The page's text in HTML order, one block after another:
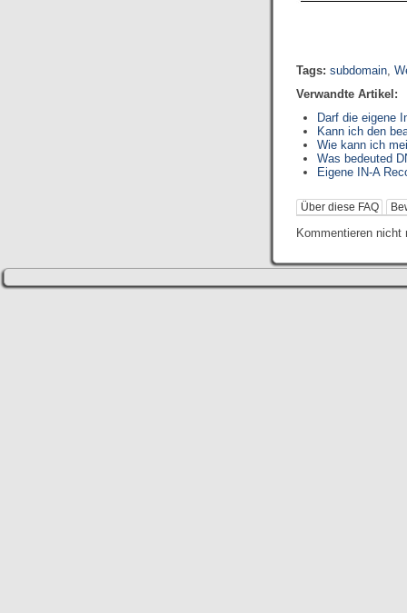
Tags: subdomain,
Verwandte Artikel:
Darf die eigene
Kann ich den
Wie kann ich
Was bedeuted
Eigene IN-A
Über diese FAQ
Kommentieren nicht